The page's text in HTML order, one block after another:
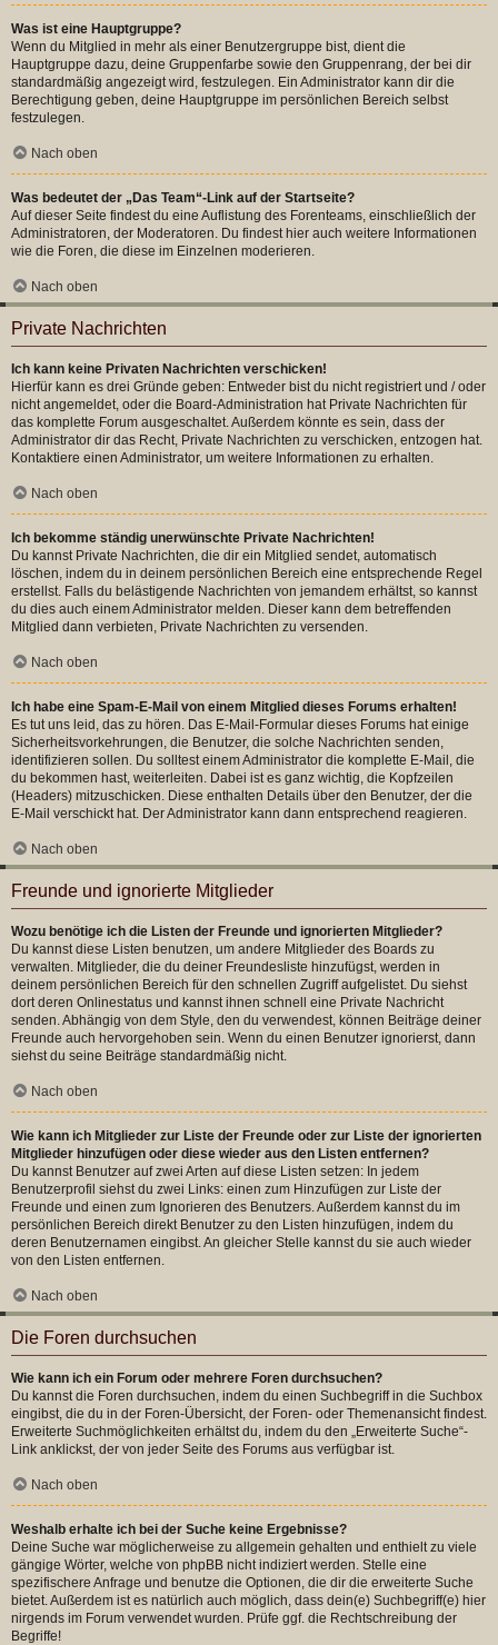
Was ist eine Hauptgruppe?
Wenn du Mitglied in mehr als einer Benutzergruppe bist, dient die
Hauptgruppe dazu, deine Gruppenfarbe sowie den Gruppenrang, der bei dir
standardmäßig angezeigt wird, festzulegen. Ein Administrator kann dir die
Berechtigung geben, deine Hauptgruppe im persönlichen Bereich selbst
festzulegen.
Nach oben
Was bedeutet der „Das Team“-Link auf der Startseite?
Auf dieser Seite findest du eine Auflistung des Forenteams, einschließlich der
Administratoren, der Moderatoren. Du findest hier auch weitere Informationen
wie die Foren, die diese im Einzelnen moderieren.
Nach oben
Private Nachrichten
Ich kann keine Privaten Nachrichten verschicken!
Hierfür kann es drei Gründe geben: Entweder bist du nicht registriert und / oder
nicht angemeldet, oder die Board-Administration hat Private Nachrichten für
das komplette Forum ausgeschaltet. Außerdem könnte es sein, dass der
Administrator dir das Recht, Private Nachrichten zu verschicken, entzogen hat.
Kontaktiere einen Administrator, um weitere Informationen zu erhalten.
Nach oben
Ich bekomme ständig unerwünschte Private Nachrichten!
Du kannst Private Nachrichten, die dir ein Mitglied sendet, automatisch
löschen, indem du in deinem persönlichen Bereich eine entsprechende Regel
erstellst. Falls du belästigende Nachrichten von jemandem erhältst, so kannst
du dies auch einem Administrator melden. Dieser kann dem betreffenden
Mitglied dann verbieten, Private Nachrichten zu versenden.
Nach oben
Ich habe eine Spam-E-Mail von einem Mitglied dieses Forums erhalten!
Es tut uns leid, das zu hören. Das E-Mail-Formular dieses Forums hat einige
Sicherheitsvorkehrungen, die Benutzer, die solche Nachrichten senden,
identifizieren sollen. Du solltest einem Administrator die komplette E-Mail, die
du bekommen hast, weiterleiten. Dabei ist es ganz wichtig, die Kopfzeilen
(Headers) mitzuschicken. Diese enthalten Details über den Benutzer, der die
E-Mail verschickt hat. Der Administrator kann dann entsprechend reagieren.
Nach oben
Freunde und ignorierte Mitglieder
Wozu benötige ich die Listen der Freunde und ignorierten Mitglieder?
Du kannst diese Listen benutzen, um andere Mitglieder des Boards zu
verwalten. Mitglieder, die du deiner Freundesliste hinzufügst, werden in
deinem persönlichen Bereich für den schnellen Zugriff aufgelistet. Du siehst
dort deren Onlinestatus und kannst ihnen schnell eine Private Nachricht
senden. Abhängig von dem Style, den du verwendest, können Beiträge deiner
Freunde auch hervorgehoben sein. Wenn du einen Benutzer ignorierst, dann
siehst du seine Beiträge standardmäßig nicht.
Nach oben
Wie kann ich Mitglieder zur Liste der Freunde oder zur Liste der ignorierten
Mitglieder hinzufügen oder diese wieder aus den Listen entfernen?
Du kannst Benutzer auf zwei Arten auf diese Listen setzen: In jedem
Benutzerprofil siehst du zwei Links: einen zum Hinzufügen zur Liste der
Freunde und einen zum Ignorieren des Benutzers. Außerdem kannst du im
persönlichen Bereich direkt Benutzer zu den Listen hinzufügen, indem du
deren Benutzernamen eingibst. An gleicher Stelle kannst du sie auch wieder
von den Listen entfernen.
Nach oben
Die Foren durchsuchen
Wie kann ich ein Forum oder mehrere Foren durchsuchen?
Du kannst die Foren durchsuchen, indem du einen Suchbegriff in die Suchbox
eingibst, die du in der Foren-Übersicht, der Foren- oder Themenansicht findest.
Erweiterte Suchmöglichkeiten erhältst du, indem du den „Erweiterte Suche“-
Link anklickst, der von jeder Seite des Forums aus verfügbar ist.
Nach oben
Weshalb erhalte ich bei der Suche keine Ergebnisse?
Deine Suche war möglicherweise zu allgemein gehalten und enthielt zu viele
gängige Wörter, welche von phpBB nicht indiziert werden. Stelle eine
spezifischere Anfrage und benutze die Optionen, die dir die erweiterte Suche
bietet. Außerdem ist es natürlich auch möglich, dass dein(e) Suchbegriff(e) hier
nirgends im Forum verwendet wurden. Prüfe ggf. die Rechtschreibung der
Begriffe!